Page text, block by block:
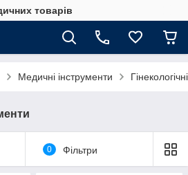
товарів
Медичні інструменти
0 Фільтри